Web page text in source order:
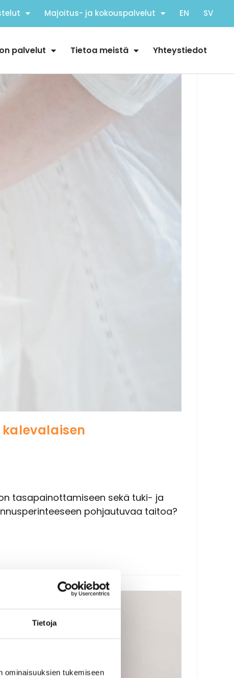
Tietoja
ominaisuuksien tukemiseen
Majoitus- ja kokouspalvelut EN SV
palvelut Tietoa meistä Yhteystiedot
tasapainottamiseen sekä tuki- ja
pohjautuvaa taitoa?